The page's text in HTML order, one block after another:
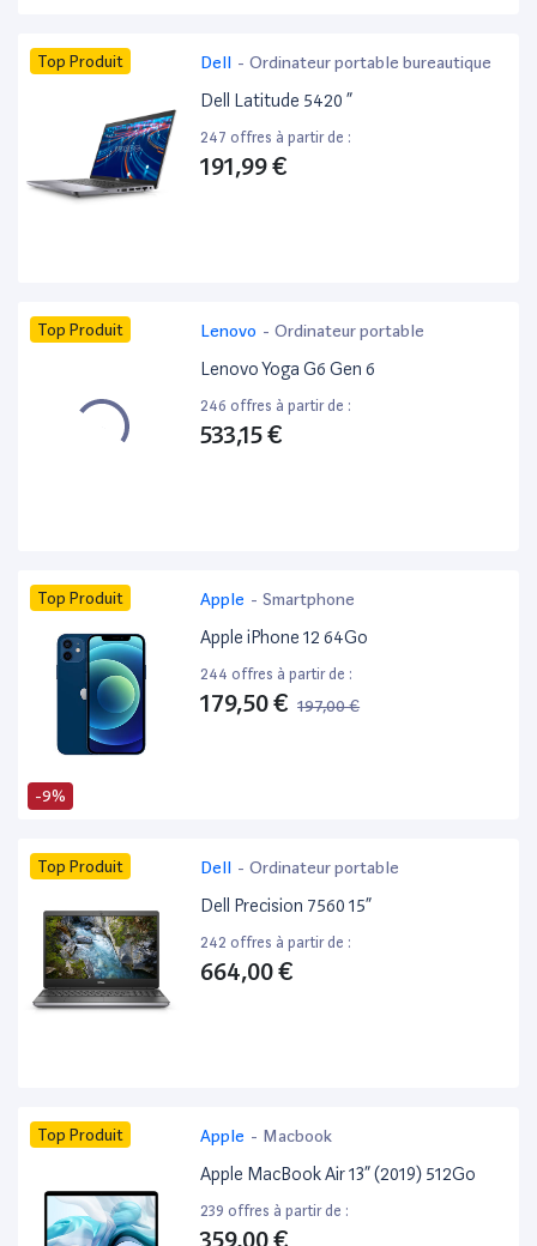
Top Produit Dell - Ordinateur portable bureautique
Dell Latitude 5420 ”
247 offres à partir de :
191,99 €
Top Produit Lenovo - Ordinateur portable
Lenovo Yoga G6 Gen 6
246 offres à partir de :
533,15 €
-9%
Top Produit Apple - Smartphone
Apple iPhone 12 64Go
244 offres à partir de :
179,50 € 197,00 €
Top Produit Dell - Ordinateur portable
Dell Precision 7560 15”
242 offres à partir de :
664,00 €
Top Produit Apple - Macbook
Apple MacBook Air 13” (2019) 512Go
239 offres à partir de :
359,00 €